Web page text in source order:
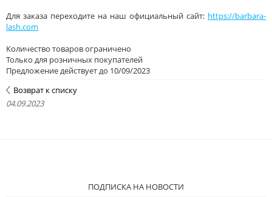
Для заказа переходите на наш официальный сайт: https://barbara-
lash.com
Количество товаров ограничено
Только для розничных покупателей
Предложение действует до 10/09/2023
Возврат к списку
04.09.2023
ПОДПИСКА НА НОВОСТИ